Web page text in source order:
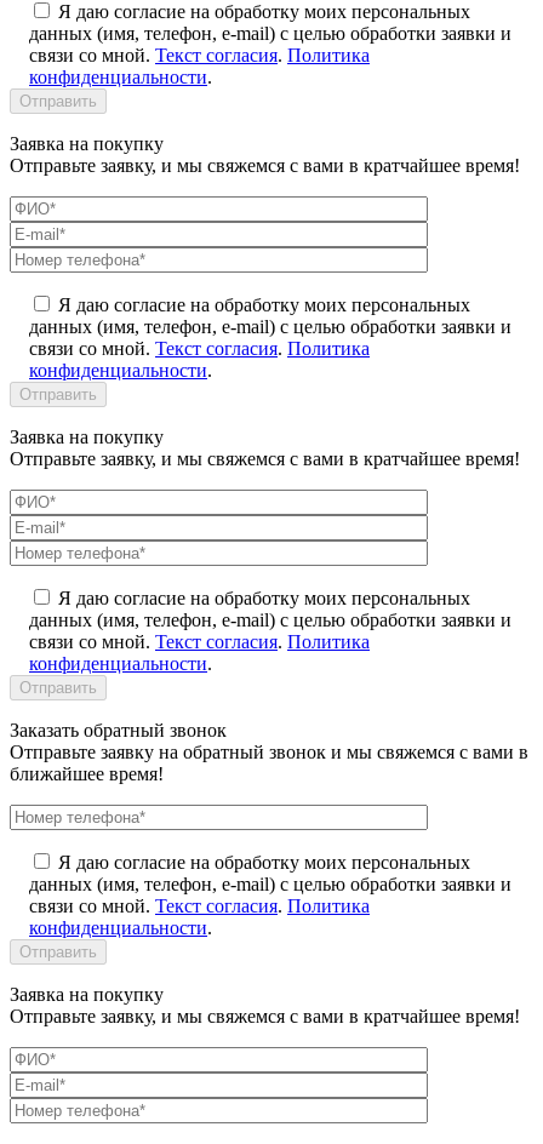
Я даю согласие на обработку моих персональных
данных (имя, телефон, e-mail) с целью обработки заявки и
связи со мной. Текст согласия. Политика
конфиденциальности.
Заявка на покупку
Отправьте заявку, и мы свяжемся с вами в кратчайшее время!
Я даю согласие на обработку моих персональных
данных (имя, телефон, e-mail) с целью обработки заявки и
связи со мной. Текст согласия. Политика
конфиденциальности.
Заявка на покупку
Отправьте заявку, и мы свяжемся с вами в кратчайшее время!
Я даю согласие на обработку моих персональных
данных (имя, телефон, e-mail) с целью обработки заявки и
связи со мной. Текст согласия. Политика
конфиденциальности.
Заказать обратный звонок
Отправьте заявку на обратный звонок и мы свяжемся с вами в
ближайшее время!
Я даю согласие на обработку моих персональных
данных (имя, телефон, e-mail) с целью обработки заявки и
связи со мной. Текст согласия. Политика
конфиденциальности.
Заявка на покупку
Отправьте заявку, и мы свяжемся с вами в кратчайшее время!